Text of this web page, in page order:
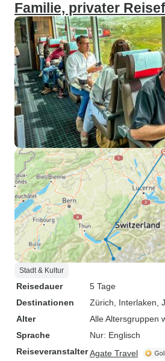
Familie, privater
Stadt & Kultur
Reisedauer
5 Tage
Destinationen
Zürich , Interlaken ,
Alter
Alle Altersgruppen
Sprache
Nur: Englisch
ReiseveranstalterAgate Travel